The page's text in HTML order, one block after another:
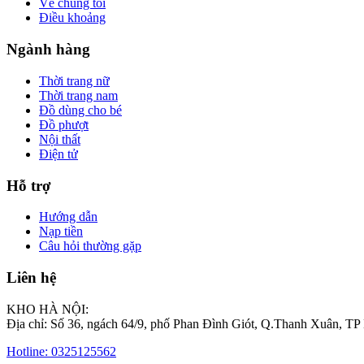
Về chúng tôi
Điều khoảng
Ngành hàng
Thời trang nữ
Thời trang nam
Đồ dùng cho bé
Đồ phượt
Nội thất
Điện tử
Hỗ trợ
Hướng dẫn
Nạp tiền
Câu hỏi thường gặp
Liên hệ
KHO HÀ NỘI:
Địa chỉ: Số 36, ngách 64/9, phố Phan Đình Giót, Q.Thanh Xuân, TP
Hotline: 0325125562